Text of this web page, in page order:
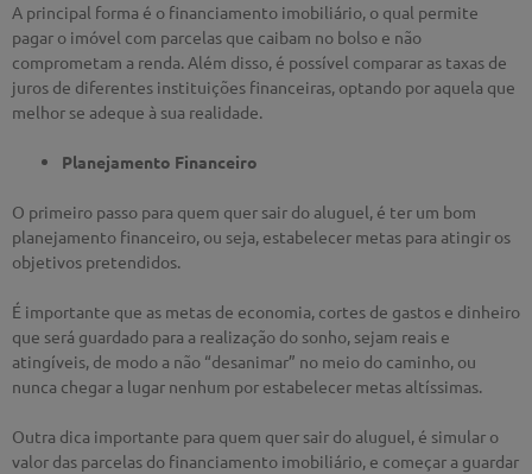
A principal forma é o financiamento imobiliário, o qual permite
pagar o imóvel com parcelas que caibam no bolso e não
comprometam a renda. Além disso, é possível comparar as taxas de
juros de diferentes instituições financeiras, optando por aquela que
melhor se adeque à sua realidade.
Planejamento Financeiro
O primeiro passo para quem quer sair do aluguel, é ter um bom
planejamento financeiro, ou seja, estabelecer metas para atingir os
objetivos pretendidos.
É importante que as metas de economia, cortes de gastos e dinheiro
que será guardado para a realização do sonho, sejam reais e
atingíveis, de modo a não “desanimar” no meio do caminho, ou
nunca chegar a lugar nenhum por estabelecer metas altíssimas.
Outra dica importante para quem quer sair do aluguel, é simular o
valor das parcelas do financiamento imobiliário, e começar a guardar